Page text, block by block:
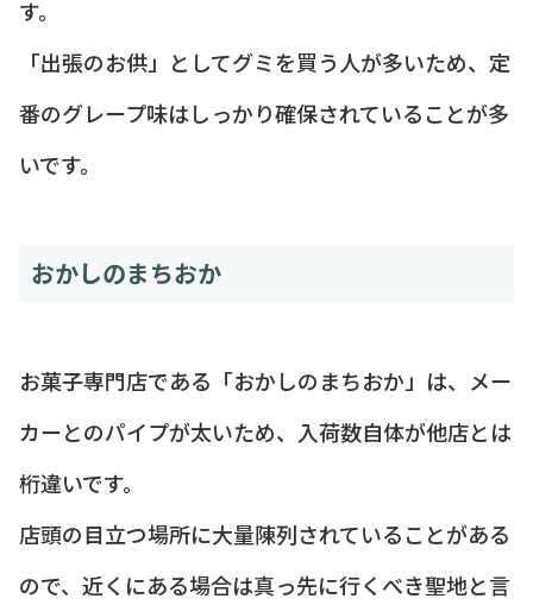
す。
「出張のお供」としてグミを買う人が多いため、定
番のグレープ味はしっかり確保されていることが多
いです。
おかしのまちおか
お菓子専門店である「おかしのまちおか」は、メー
カーとのパイプが太いため、入荷数自体が他店とは
桁違いです。
店頭の目立つ場所に大量陳列されていることがある
ので、近くにある場合は真っ先に行くべき聖地と言